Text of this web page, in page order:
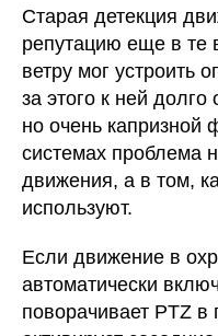
Старая детекция
репутацию еще в те
ветру мог устроить
за этого к ней долго
но очень капризной
системах проблема
движения, а в том,
используют.
Если движение в
автоматически
поворачивает PTZ в